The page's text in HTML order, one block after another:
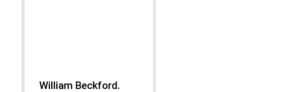
William Beckford.